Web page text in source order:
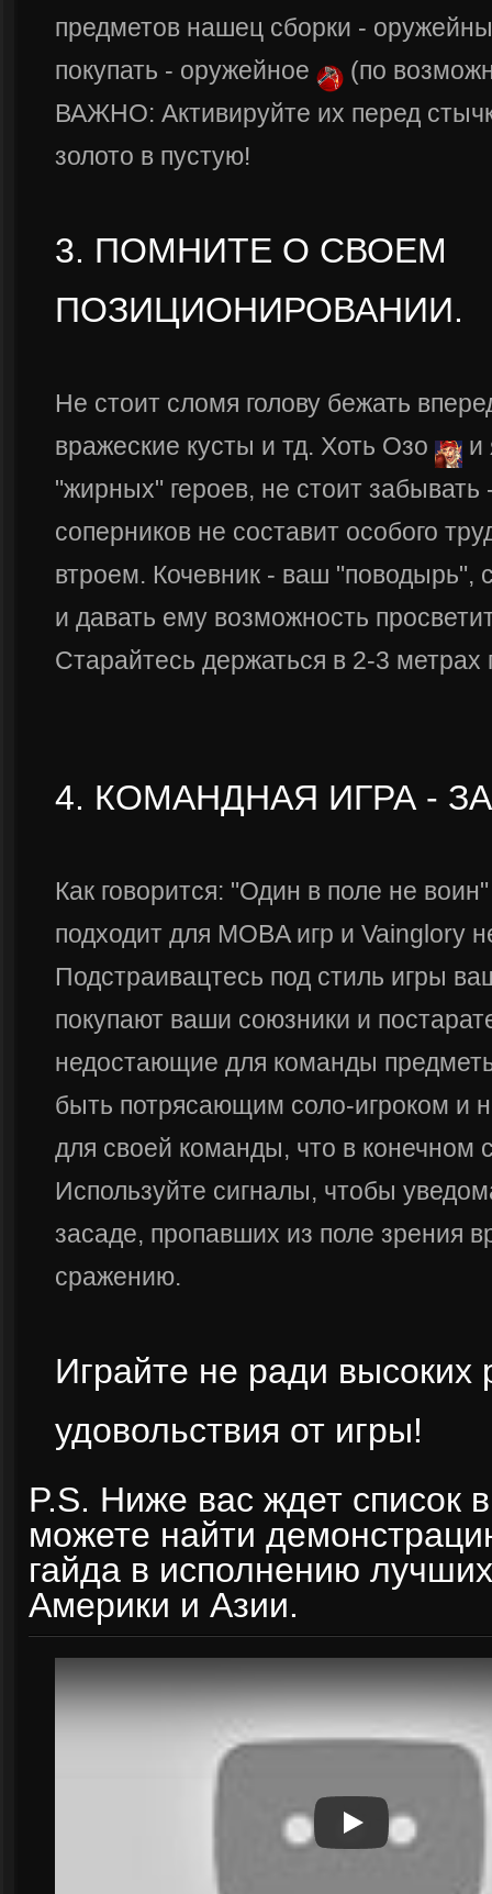
предметов нашец сборки -
покупать - оружейное
(по
ВАЖНО: Активируйте их перед
золото в пустую!
3. ПОМНИТЕ О СВОЕМ
ПОЗИЦИОНИРОВАНИИ.
Не стоит сломя голову бежать
вражеские кусты и тд. Хоть Озо
и
"жирных" героев, не стоит
соперников не составит особого
втроем. Кочевник - ваш "поводырь",
и давать ему возможность
Старайтесь держаться в 2-3 метрах
4. КОМАНДНАЯ ИГРА -
Как говорится: "Один в поле не
подходит для MOBA игр и Vainglory
Подстраивацтесь под стиль игры
покупают ваши союзники и
недостающие для команды
быть потрясающим соло-игроком и
для своей команды, что в конечном
Используйте сигналы, чтобы
засаде, пропавших из поле зрения
сражению.
Играйте не ради высоких
удовольствия от игры!
P.S. Ниже вас ждет список
можете найти
гайда в исполнению
Америки и Азии.
Play
Play Video